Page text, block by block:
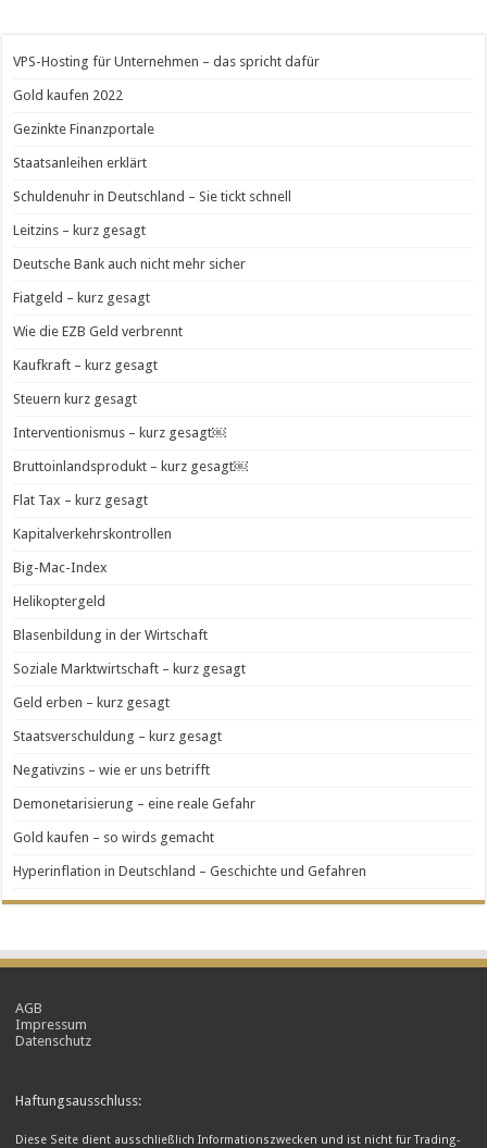
VPS-Hosting für Unternehmen – das spricht dafür
Gold kaufen 2022
Gezinkte Finanzportale
Staatsanleihen erklärt
Schuldenuhr in Deutschland – Sie tickt schnell
Leitzins – kurz gesagt
Deutsche Bank auch nicht mehr sicher
Fiatgeld – kurz gesagt
Wie die EZB Geld verbrennt
Kaufkraft – kurz gesagt
Steuern kurz gesagt
Interventionismus – kurz gesagt￼
Bruttoinlandsprodukt – kurz gesagt￼
Flat Tax – kurz gesagt
Kapitalverkehrskontrollen
Big-Mac-Index
Helikoptergeld
Blasenbildung in der Wirtschaft
Soziale Marktwirtschaft – kurz gesagt
Geld erben – kurz gesagt
Staatsverschuldung – kurz gesagt
Negativzins – wie er uns betrifft
Demonetarisierung – eine reale Gefahr
Gold kaufen – so wirds gemacht
Hyperinflation in Deutschland – Geschichte und Gefahren
AGB
Impressum
Datenschutz
Haftungsausschluss:
Diese Seite dient ausschließlich Informationszwecken und ist nicht für Trading-